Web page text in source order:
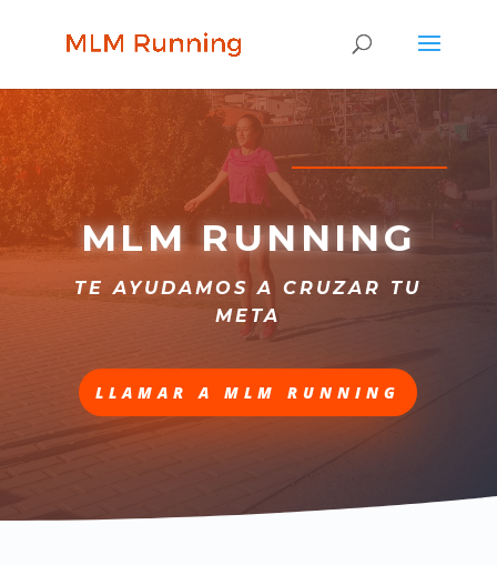
MLM RUNNING
TE AYUDAMOS A CRUZAR TU
META
LLAMAR A MLM RUNNING